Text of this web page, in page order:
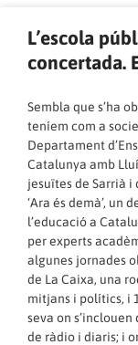
L’escola
concertada.
Sembla que s’ha
teníem com a
Departament
Catalunya amb
jesuïtes de Sarrià i
‘Ara és demà’, un
l’educació a
per experts
algunes jornades
de La Caixa, una
mitjans i polítics, i
seva on
de ràdio i diaris; i